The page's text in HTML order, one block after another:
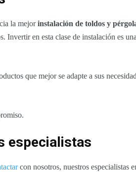
la mejorinstalación de toldos y
Invertir en esta clase de instalación es
que mejor se adapte a sus
especialistas
con nosotros, nuestros especialistas